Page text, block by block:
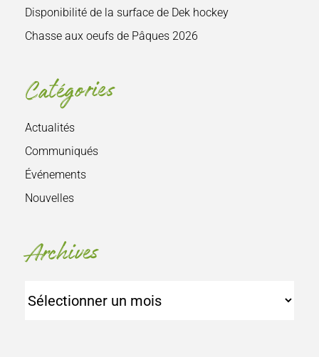
Disponibilité de la surface de Dek hockey
Chasse aux oeufs de Pâques 2026
Catégories
Actualités
Communiqués
Événements
Nouvelles
Archives